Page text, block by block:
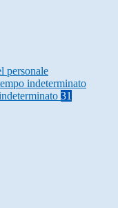
personale
indeterminato
31